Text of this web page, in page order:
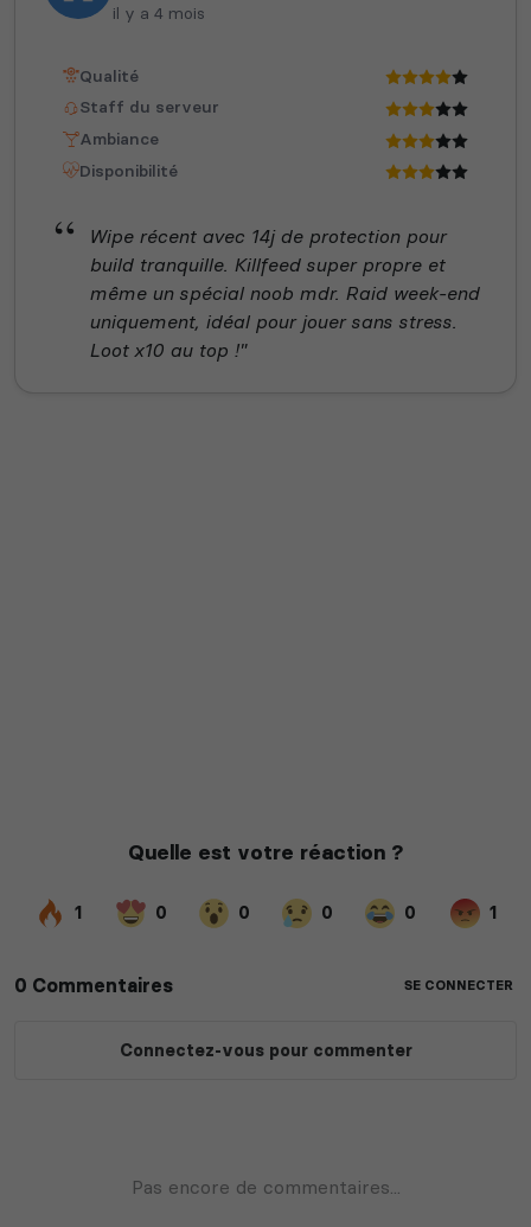
il y a 4 mois
Qualité
Staff du serveur
Ambiance
Disponibilité
Wipe récent avec 14j de protection pour
build tranquille. Killfeed super propre et
même un spécial noob mdr. Raid week-end
uniquement, idéal pour jouer sans stress.
Loot x10 au top !"